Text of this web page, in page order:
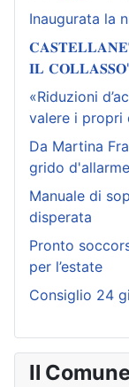
Inaugurata la
𝐈𝐋
«Riduzioni
valere i propri
Da Martina
grido
Manuale di
disperata
Pronto
per l’estate
Consiglio 24
Il Comune